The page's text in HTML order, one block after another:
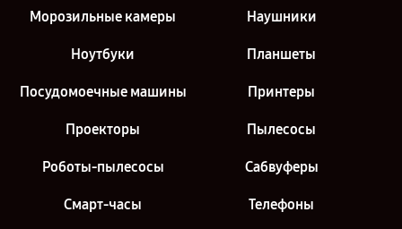
Морозильные камеры Наушники
Ноутбуки Планшеты
Посудомоечные машины Принтеры
Проекторы Пылесосы
Роботы-пылесосы Сабвуферы
Смарт-часы Телефоны